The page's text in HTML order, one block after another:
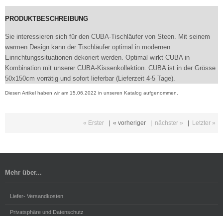
PRODUKTBESCHREIBUNG
Sie interessieren sich für den CUBA-Tischläufer von Steen. Mit seinem
warmen Design kann der Tischläufer optimal in modernen
Einrichtungssituationen dekoriert werden. Optimal wirkt CUBA in
Kombination mit unserer CUBA-Kissenkollektion. CUBA ist in der Grösse
50x150cm vorrätig und sofort lieferbar (Lieferzeit 4-5 Tage).
Diesen Artikel haben wir am 15.06.2022 in unseren Katalog aufgenommen.
« Erster « vorheriger nächster » Letzter »
Mehr über...
Liefer- Versandkosten
Privatsphäre und Datenschutz